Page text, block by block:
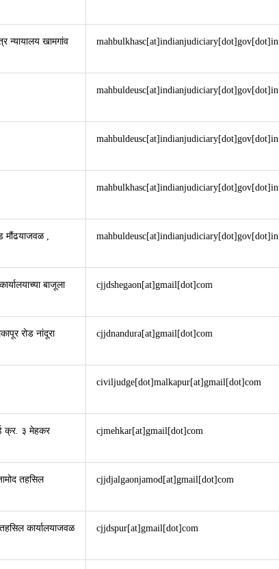
न्यायालय खामगांव mahbulkhasc[at]indianjudiciary[dot]gov[dot]in
mahbuldeusc[at]indianjudiciary[dot]gov[dot]in
mahbuldeusc[at]indianjudiciary[dot]gov[dot]in
mahbulkhasc[at]indianjudiciary[dot]gov[dot]in
मौंढयाजवळ ,
mahbuldeusc[at]indianjudiciary[dot]gov[dot]in
बाजूला
cjjdshegaon[at]gmail[dot]com
रोड नांदूरा cjjdnandura[at]gmail[dot]com
civiljudge[dot]malkapur[at]gmail[dot]com
क्र. ३ मेहकर cjmehkar[at]gmail[dot]com
तहसिल
cjjdjalgaonjamod[at]gmail[dot]com
कार्यालयाजवळ
cjjdspur[at]gmail[dot]com